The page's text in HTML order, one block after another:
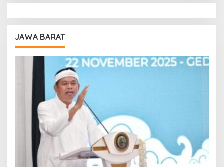
JAWA BARAT